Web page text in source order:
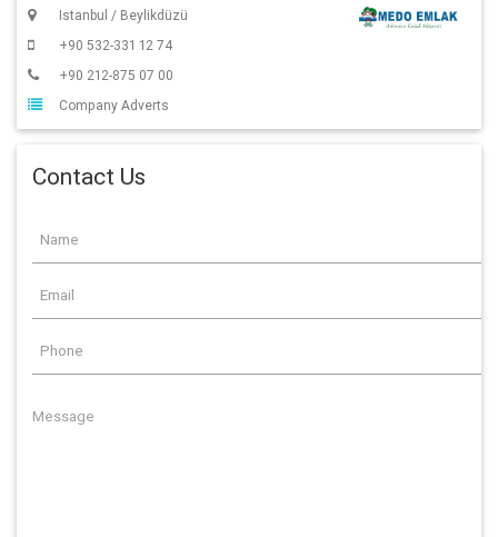
Istanbul / Beylikdüzü
+90 532-331 12 74
+90 212-875 07 00
Company Adverts
Contact Us